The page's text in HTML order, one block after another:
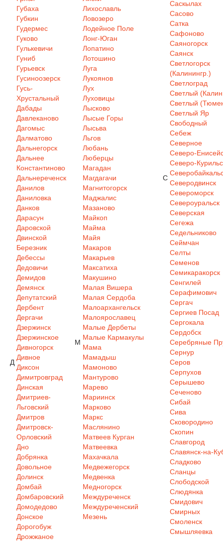
Губаха
Губкин
Гудермес
Гуково
Гулькевичи
Гуниб
Гурьевск
Гусиноозерск
Гусь-
Хрустальный
Д
Дабады
Давлеканово
Дагомыс
Далматово
Дальнегорск
Дальнее
Константиново
Дальнереченск
Данилов
Даниловка
Данков
Дарасун
Даровской
Двинской
Березник
Дебессы
Дедовичи
Демидов
Демянск
Депутатский
Дербент
Дергачи
Дзержинск
Дзержинское
Дивногорск
Дивное
Диксон
Димитровград
Динская
Дмитриев-
Льговский
Дмитров
Дмитровск-
Орловский
Дно
Добрянка
Довольное
Долинск
Домбай
Домбаровский
Домодедово
Донское
Дорогобуж
Дрожжаное
Лихославль
Ловозеро
Лодейное Поле
Лонг-Юган
Лопатино
Лотошино
Луга
Лукоянов
Лух
Луховицы
Лысково
Лысые Горы
Лысьва
Льгов
Любань
Люберцы
М
Магадан
Магдагачи
Магнитогорск
Маджалис
Мазаново
Майкоп
Майма
Майя
Макаров
Макарьев
Максатиха
Макушино
Малая Вишера
Малая Сердоба
Малоархангельск
Малоярославец
Малые Дербеты
Малые Кармакулы
Мама
Мамадыш
Мамоново
Мантурово
Марево
Мариинск
Марково
Маркс
Маслянино
Матвеев Курган
Матвеевка
Махачкала
Медвежегорск
Медвенка
Медногорск
Междуреченск
Междуреченский
Мезень
С
Саскылах
Сасово
Сатка
Сафоново
Саяногорск
Саянск
Светлогорск
(Калинингр.)
Светлоград
Светлый
Светлый
Светлый Яр
Свободный
Себеж
Северное
Северо-
Северо-
Северодвинск
Североморск
Североуральск
Северская
Сегежа
Седельниково
Сеймчан
Селты
Семенов
Семикаракорск
Сенгилей
Серафимович
Сергач
Сергиев Посад
Сергокала
Сердобск
Серебряные
Сернур
Серов
Серпухов
Серышево
Сеченово
Сибай
Сива
Сковородино
Скопин
Славгород
Славянск-на-
Сладково
Сланцы
Слободской
Слюдянка
Смидович
Смирных
Смоленск
Смышляевка